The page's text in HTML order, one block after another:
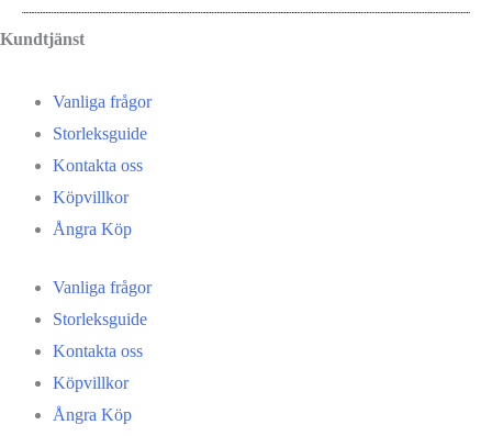
Kundtjänst
Vanliga frågor
Storleksguide
Kontakta oss
Köpvillkor
Ångra Köp
Vanliga frågor
Storleksguide
Kontakta oss
Köpvillkor
Ångra Köp